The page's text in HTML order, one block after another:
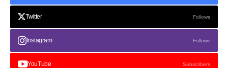
Twitter Follows
Instagram Follows
YouTube Subscribers